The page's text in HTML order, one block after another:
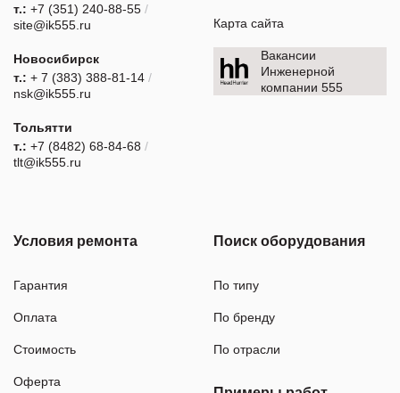
т.: +7 (351) 240-88-55 /
site@ik555.ru
Новосибирск
т.: + 7 (383) 388-81-14 /
nsk@ik555.ru
Тольятти
т.: +7 (8482) 68-84-68 /
tlt@ik555.ru
Карта сайта
Вакансии
Инженерной
компании 555
Условия ремонта
Гарантия
Оплата
Стоимость
Оферта
Поиск оборудования
По типу
По бренду
По отрасли